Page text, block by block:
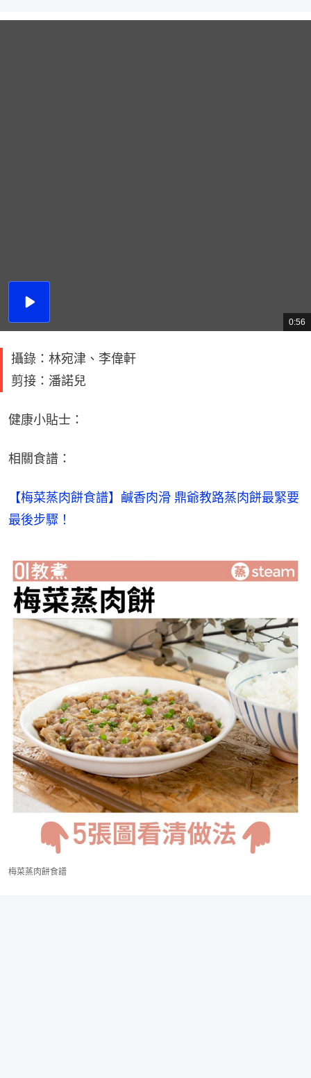
播
總
共
0:56
攝錄：林宛津、李偉軒
剪接：潘諾兒
健康小貼士：
相關食譜：
【梅菜蒸肉餅食譜】鹹香肉滑 鼎爺教路蒸肉餅最緊要
最後步驟！
梅菜蒸肉餅食譜